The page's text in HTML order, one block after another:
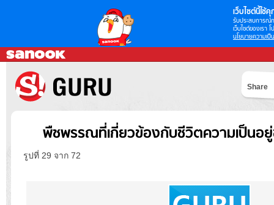
เว็บไซต์นี้ใช้คุ
รับประสบการณ์
เว็บไซต์ของเรา
นโยบายความเป็
Share
พืชพรรณที่เกี่ยวข้องกับชีวิตความเป็นอ
รูปที่ 29 จาก 72